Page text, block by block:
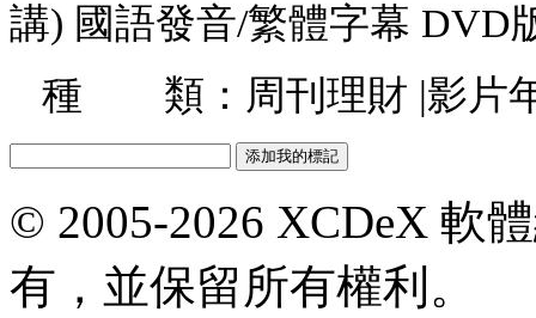
講) 國語發音/繁體字幕 DVD
種 類：周刊理財 |影片
© 2005-2026 XCDeX 軟
有，並保留所有權利。